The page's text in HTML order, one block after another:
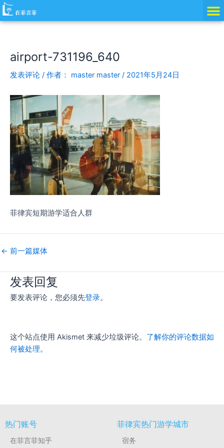
跳
至
airport-731196_640
发表评论 / 作者： master master / 2021年5月24日
菲律宾短期游学适合人群
Post
navigation
← 前一篇媒体
发表回复
要发表评论，您必须先登录。
这个站点使用 Akismet 来减少垃圾评论。 了解你的评论数据如
何被处理。
热门账号
在菲言菲知乎
菲律宾热门游学城市
宿务